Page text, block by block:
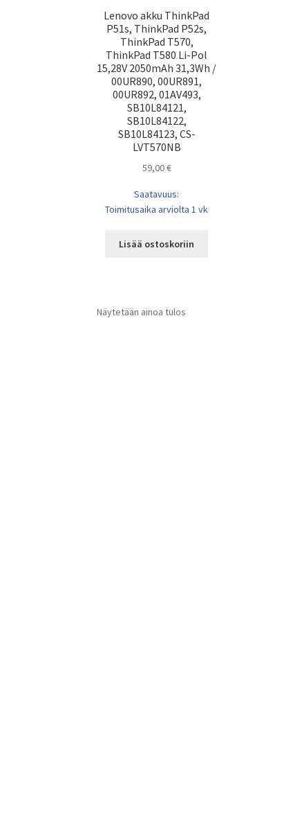
Lenovo akku ThinkPad
P51s, ThinkPad P52s,
ThinkPad T570,
ThinkPad T580 Li-Pol
15,28V 2050mAh 31,3Wh /
00UR890, 00UR891,
00UR892, 01AV493,
SB10L84121,
SB10L84122,
SB10L84123, CS-
LVT570NB
59,00€
Saatavuus:
Toimitusaika arviolta 1 vk
Lisää ostoskoriin
Näytetään ainoa tulos